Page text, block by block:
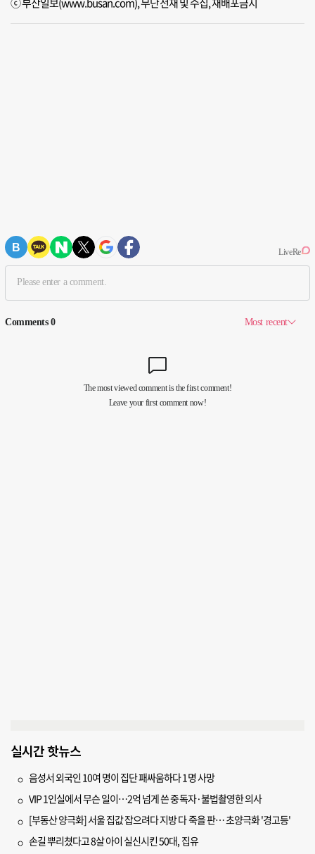
ⓒ 부산일보(www.busan.com), 무단전재 및 수집, 재배포금지
실시간 핫뉴스
음성서 외국인 10여 명이 집단 패싸움하다 1명 사망
VIP 1인실에서 무슨 일이…2억 넘게 쓴 중독자·불법촬영한 의사
[부동산 양극화] 서울 집값 잡으려다 지방 다 죽을 판… 초양극화 '경고등'
손길 뿌리쳤다고 8살 아이 실신시킨 50대, 집유